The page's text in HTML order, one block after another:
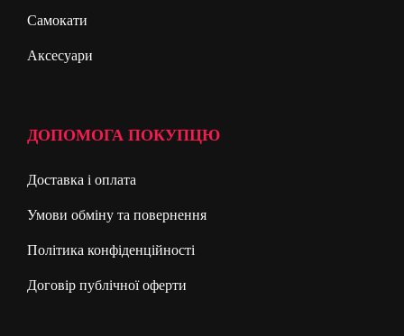
Самокати
Аксесуари
ДОПОМОГА ПОКУПЦЮ
Доставка і оплата
Умови обміну та повернення
Політика конфіденційності
Договір публічної оферти